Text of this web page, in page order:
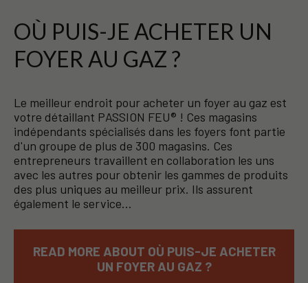
OÙ PUIS-JE ACHETER UN
FOYER AU GAZ ?
Le meilleur endroit pour acheter un foyer au gaz est
votre détaillant PASSION FEU® ! Ces magasins
indépendants spécialisés dans les foyers font partie
d'un groupe de plus de 300 magasins. Ces
entrepreneurs travaillent en collaboration les uns
avec les autres pour obtenir les gammes de produits
des plus uniques au meilleur prix. Ils assurent
également le service…
READ MORE ABOUT OÙ PUIS-JE ACHETER
UN FOYER AU GAZ ?